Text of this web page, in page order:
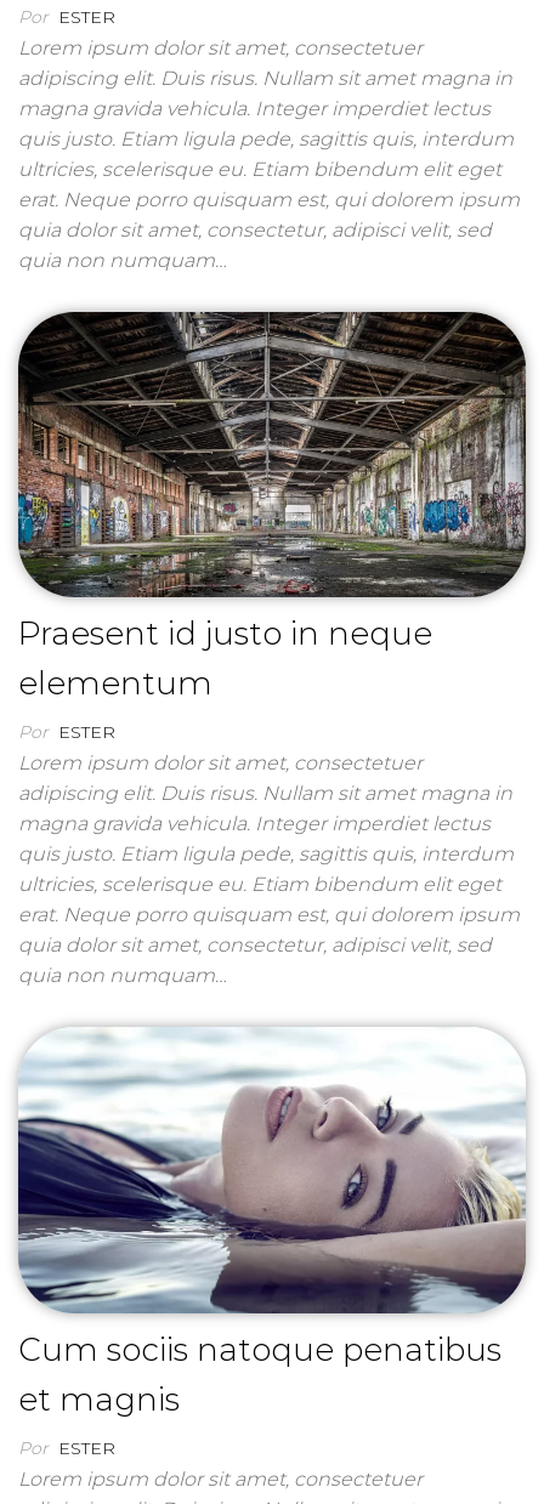
Por ESTER
Lorem ipsum dolor sit amet, consectetuer
adipiscing elit. Duis risus. Nullam sit amet magna in
magna gravida vehicula. Integer imperdiet lectus
quis justo. Etiam ligula pede, sagittis quis, interdum
ultricies, scelerisque eu. Etiam bibendum elit eget
erat. Neque porro quisquam est, qui dolorem ipsum
quia dolor sit amet, consectetur, adipisci velit, sed
quia non numquam…
Praesent id justo in neque
elementum
Por ESTER
Lorem ipsum dolor sit amet, consectetuer
adipiscing elit. Duis risus. Nullam sit amet magna in
magna gravida vehicula. Integer imperdiet lectus
quis justo. Etiam ligula pede, sagittis quis, interdum
ultricies, scelerisque eu. Etiam bibendum elit eget
erat. Neque porro quisquam est, qui dolorem ipsum
quia dolor sit amet, consectetur, adipisci velit, sed
quia non numquam…
Cum sociis natoque penatibus
et magnis
Por ESTER
Lorem ipsum dolor sit amet, consectetuer